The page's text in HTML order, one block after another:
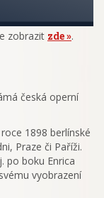
zobrazit zde .
česká operní
1898 berlínské
Praze či Paříži.
po boku Enrica
vyobrazení